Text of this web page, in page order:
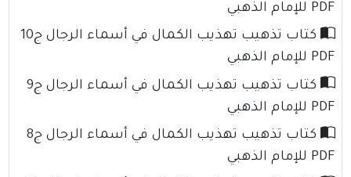
PDF للإمام الذهبي
كتاب تذهيب تهذيب الكمال في أسماء الرجال ج10
PDF للإمام الذهبي
كتاب تذهيب تهذيب الكمال في أسماء الرجال ج9
PDF للإمام الذهبي
كتاب تذهيب تهذيب الكمال في أسماء الرجال ج8
PDF للإمام الذهبي